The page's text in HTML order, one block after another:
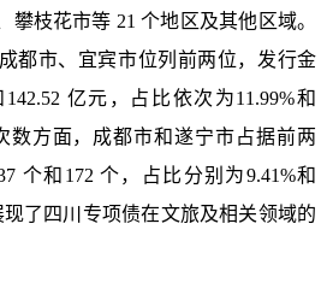
攀枝花市等 21 个地区及其他区域。
都市、宜宾市位列前两位，发行金
142.52 亿元，占比依次为11.99%和
数方面，成都市和遂宁市占据前两
个和 172 个，占比分别为9.41%和
了四川专项债在文旅及相关领域的